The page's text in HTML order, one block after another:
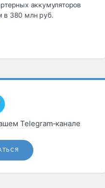
аккумуляторов
в 380 млн руб.
Telegram‑канале